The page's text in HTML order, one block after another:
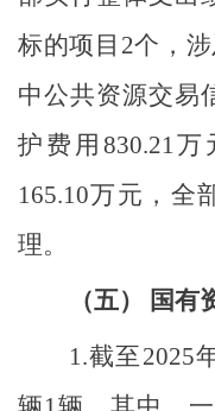
标的项目 2个，
中公共资源交易
护费用 830.21万
165.10万元 ， 全
理。
（五）
国有
1.截至2025